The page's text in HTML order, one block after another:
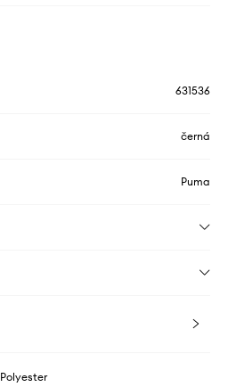
631536
černá
Puma